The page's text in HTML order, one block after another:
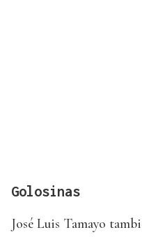
Golosinas
José Luis Tamayo